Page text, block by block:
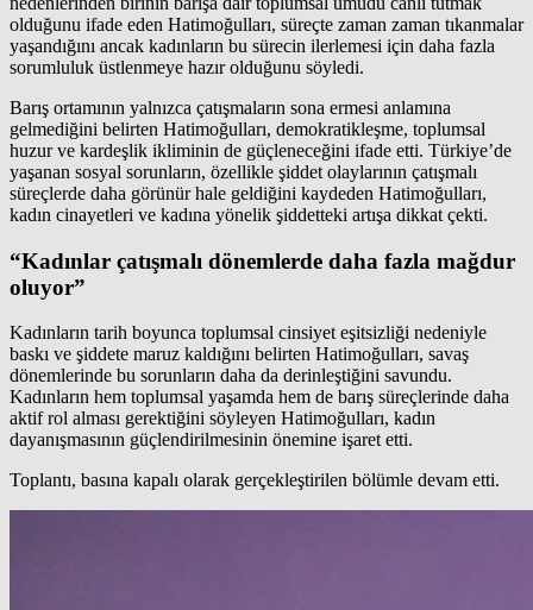
olduğunu ifade eden Hatimoğulları, süreçte zaman zaman tıkanmalar
yaşandığını ancak kadınların bu sürecin ilerlemesi için daha fazla
sorumluluk üstlenmeye hazır olduğunu söyledi.
Barış ortamının yalnızca çatışmaların sona ermesi anlamına
gelmediğini belirten Hatimoğulları, demokratikleşme, toplumsal
huzur ve kardeşlik ikliminin de güçleneceğini ifade etti. Türkiye’de
yaşanan sosyal sorunların, özellikle şiddet olaylarının çatışmalı
süreçlerde daha görünür hale geldiğini kaydeden Hatimoğulları,
kadın cinayetleri ve kadına yönelik şiddetteki artışa dikkat çekti.
“Kadınlar çatışmalı dönemlerde daha fazla mağdur
oluyor”
Kadınların tarih boyunca toplumsal cinsiyet eşitsizliği nedeniyle
baskı ve şiddete maruz kaldığını belirten Hatimoğulları, savaş
dönemlerinde bu sorunların daha da derinleştiğini savundu.
Kadınların hem toplumsal yaşamda hem de barış süreçlerinde daha
aktif rol alması gerektiğini söyleyen Hatimoğulları, kadın
dayanışmasının güçlendirilmesinin önemine işaret etti.
Toplantı, basına kapalı olarak gerçekleştirilen bölümle devam etti.